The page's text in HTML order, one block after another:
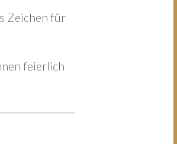
Zeichen für
feierlich